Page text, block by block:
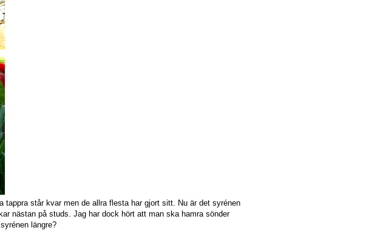
tappra står kvar men de allra flesta har gjort sitt. Nu är det syrénen
nästan på studs. Jag har dock hört att man ska hamra sönder
längre?